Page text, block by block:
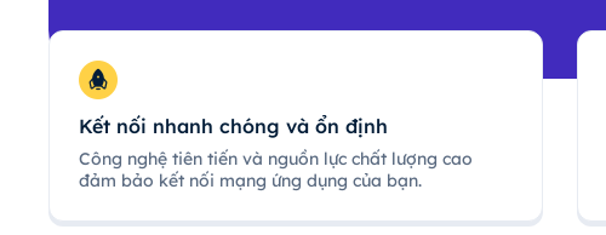
Kết nối nhanh chóng và ổn định
Công nghệ tiên tiến và nguồn lực chất lượng cao
đảm bảo kết nối mạng ứng dụng của bạn.